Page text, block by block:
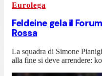
Eurolega
Feldeine gela il
Rossa
La squadra di Simone
alla fine si deve arrendere: